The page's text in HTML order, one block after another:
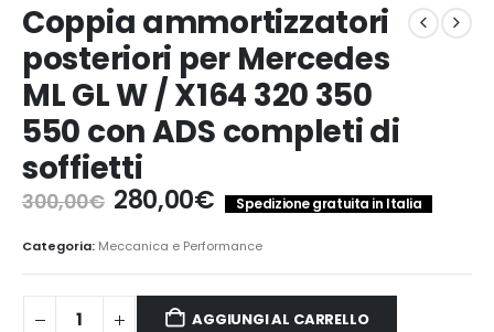
Coppia ammortizzatori
posteriori per Mercedes
ML GL W / X164 320 350
550 con ADS completi di
soffietti
300,00€ Il
prezzo
originale
era:
300,00€.
280,00€Il
prezzo
attuale
è:
280,00€.
Spedizione gratuita in Italia
Categoria: Meccanica e Performance
AGGIUNGI AL CARRELLO